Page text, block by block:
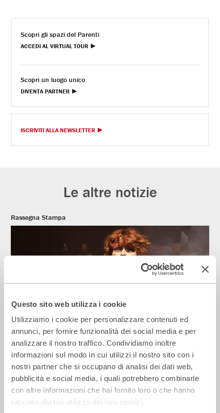
Questo sito web utilizza i cookie
Utilizziamo i cookie per personalizzare contenuti ed
annunci, per fornire funzionalità dei social media e per
analizzare il nostro traffico. Condividiamo inoltre
informazioni sul modo in cui utilizzi il nostro sito con i
nostri partner che si occupano di analisi dei dati web,
pubblicità e social media, i quali potrebbero combinarle
con altre informazioni che hai fornito loro o che hanno
raccolto dal tuo utilizzo dei loro servizi.
Scopri gli spazi del Parenti
ACCEDI AL VIRTUAL TOUR
Scopri un luogo unico
DIVENTA PARTNER
ISCRIVITI ALLA NEWSLETTER
Le altre notizie
Rassegna Stampa
Il Giornale – Mirandolina intona le note
dei cantautori
28 Luglio 2026